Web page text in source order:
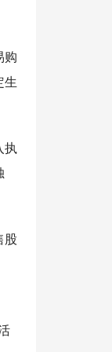
购
生
执
股